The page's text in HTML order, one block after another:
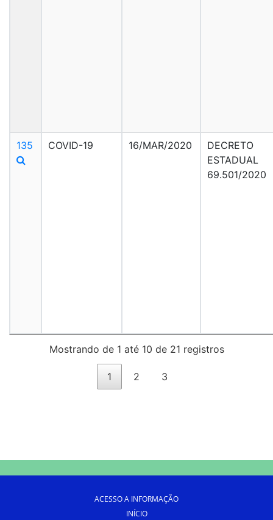
135 COVID-19 16/MAR/2020
DECRETO
ESTADUAL
69.501/2020
Mostrando de 1 até 10 de 21 registros
1 2 3
ACESSO A INFORMAÇÃO
INÍCIO